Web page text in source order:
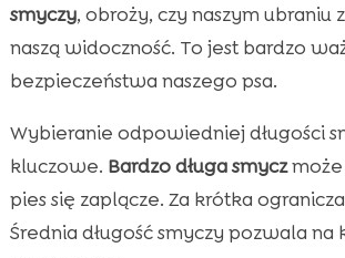
smyczy, obroży, czy naszym ubraniu
naszą widoczność. To jest bardzo
bezpieczeństwa naszego psa.
Wybieranie odpowiedniej długości
kluczowe. Bardzo długa smyczmoże
pies się zaplącze. Za krótka
Średnia długość smyczy pozwala